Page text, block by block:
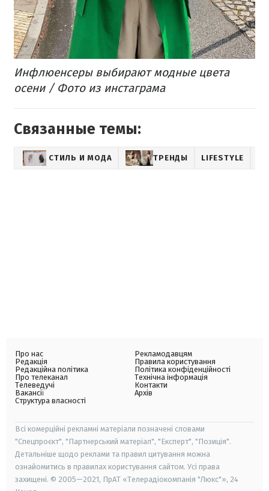
Инфлюенсеры выбирают модные цвета
осени / Фото из инстаграма
Связанные темы:
СТИЛЬ И МОДА ТРЕНДЫ LIFESTYLE
Про нас
Редакція
Редакційна політика
Про телеканал
Телеведучі
Вакансії
Структура власності
Рекламодавцям
Правила користування
Політика конфіденційності
Технічна інформація
Контакти
Архів
Всі комерційні рекламні матеріали позначені словами
"Спецпроєкт", "Партнерський матеріал", "Експерт", "Позиція".
Детальніше щодо реклами та правил цитування можна
ознайомитись в правилах користування сайтом. Усі права
захищені. © 2005—2021, ПрАТ «Телерадіокомпанія "Люкс"», 24